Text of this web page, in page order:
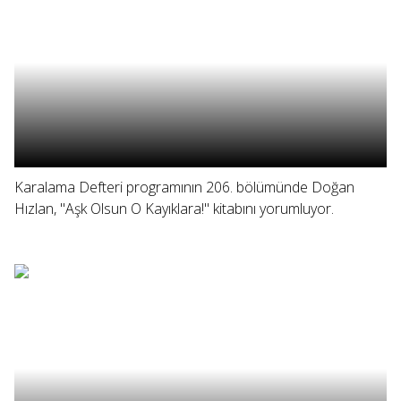
Karalama Defteri programının 206. bölümünde Doğan
Hızlan, "Aşk Olsun O Kayıklara!" kitabını yorumluyor.